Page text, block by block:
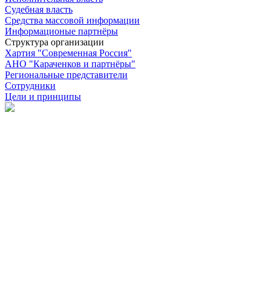
Судебная власть
Средства массовой информации
Информационые партнёры
Структура организации
Хартия "Современная Россия"
АНО "Караченков и партнёры"
Региональные представители
Сотрудники
Цели и принципы